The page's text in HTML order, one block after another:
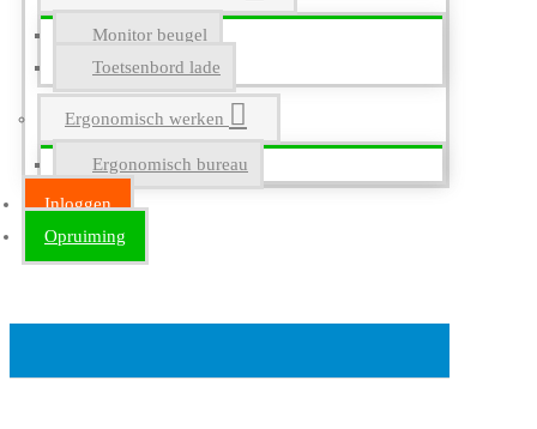
Monitor beugel
Toetsenbord lade
Ergonomisch werken
Ergonomisch bureau
Inloggen
Opruiming